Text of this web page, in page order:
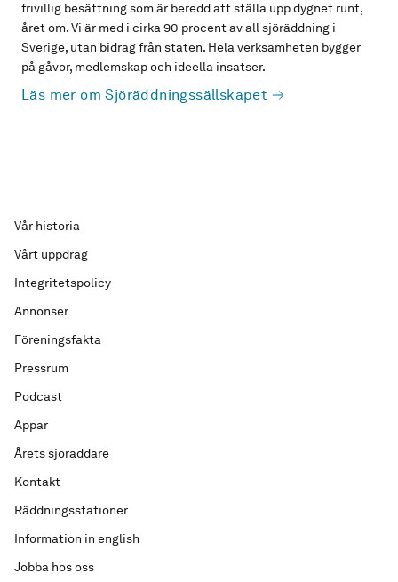
frivillig besättning som är beredd att ställa upp dygnet runt,
året om. Vi är med i cirka 90 procent av all sjöräddning i
Sverige, utan bidrag från staten. Hela verksamheten bygger
på gåvor, medlemskap och ideella insatser.
Läs mer om Sjöräddningssällskapet
Vår historia
Vårt uppdrag
Integritetspolicy
Annonser
Föreningsfakta
Pressrum
Podcast
Appar
Årets sjöräddare
Kontakt
Räddningsstationer
Information in english
Jobba hos oss